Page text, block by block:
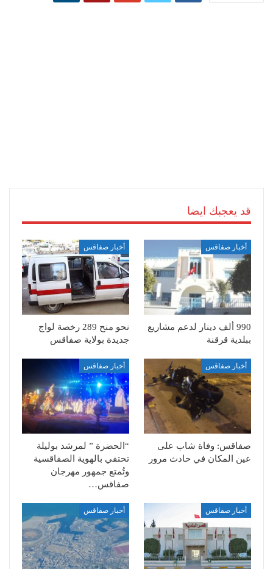
قد يعجبك ايضا
أخبار صفاقس
990 ألف دينار لدعم مشاريع
ببلدية قرقنة
أخبار صفاقس
نحو منح 289 رخصة لواج
جديدة بولاية صفاقس
أخبار صفاقس
صفاقس: وفاة شاب على
عين المكان في حادث مرور
أخبار صفاقس
“الحضرة ” لمرشد بوليلة
تحتفي بالهوية الصفاقسية
وتُمتع جمهور مهرجان
صفاقس…
أخبار صفاقس أخبار صفاقس